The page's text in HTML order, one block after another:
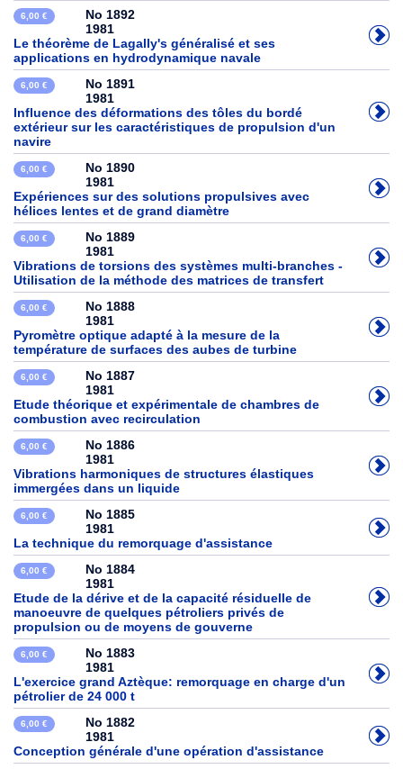
6,00 €
No 1892
1981
Le théorème de Lagally's généralisé et ses
applications en hydrodynamique navale
6,00 €
No 1891
1981
Influence des déformations des tôles du bordé
extérieur sur les caractéristiques de propulsion d'un
navire
6,00 €
No 1890
1981
Expériences sur des solutions propulsives avec
hélices lentes et de grand diamètre
6,00 €
No 1889
1981
Vibrations de torsions des systèmes multi-branches -
Utilisation de la méthode des matrices de transfert
6,00 €
No 1888
1981
Pyromètre optique adapté à la mesure de la
température de surfaces des aubes de turbine
6,00 €
No 1887
1981
Etude théorique et expérimentale de chambres de
combustion avec recirculation
6,00 €
No 1886
1981
Vibrations harmoniques de structures élastiques
immergées dans un liquide
6,00 €
No 1885
1981
La technique du remorquage d'assistance
6,00 €
No 1884
1981
Etude de la dérive et de la capacité résiduelle de
manoeuvre de quelques pétroliers privés de
propulsion ou de moyens de gouverne
6,00 €
No 1883
1981
L'exercice grand Aztèque: remorquage en charge d'un
pétrolier de 24 000 t
6,00 €
No 1882
1981
Conception générale d'une opération d'assistance